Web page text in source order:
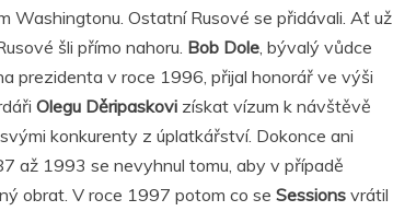
Washingtonu. Ostatní Rusové se přidávali. Ať už
šli přímo nahoru. Bob Dole , bývalý vůdce
prezidenta v roce 1996, přijal honorář ve výši
Olegu Děripaskovi získat vízum k návštěvě
konkurenty z úplatkářství. Dokonce ani
až 1993 se nevyhnul tomu, aby v případě
obrat. V roce 1997 potom co se Sessions vrátil